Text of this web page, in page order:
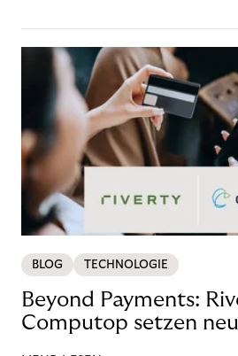
BLOG TECHNOLOGIE
Beyond Payments:
Computop setzen